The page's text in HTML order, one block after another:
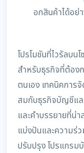
อกสินค้าได้อย่
โปรโมชันที่ไวรัลบน
สำหรับธุรกิจที่ต้อง
ตนเอง เทคนิคการจั
สมกับธุรกิจบัญชีแล
และคำบรรยายที่น่า
แบ่งปันและความร่
ปรับปรุง โปรแกรม